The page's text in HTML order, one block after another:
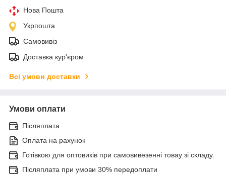
Нова Пошта
Укрпошта
Самовивіз
Доставка кур'єром
Всі умови доставки
Умови оплати
Післяплата
Оплата на рахунок
Готівкою для оптовиків при самовивезенні товау зі складу.
Післяплата при умови 30% передоплати